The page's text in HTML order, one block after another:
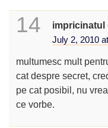
14 impricinatul
July 2, 2010
multumesc mult
cat despre secret,
pe cat posibil, nu
ce vorbe.